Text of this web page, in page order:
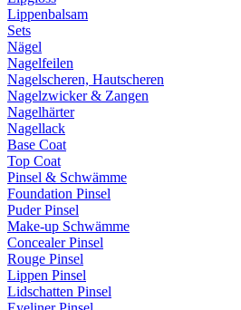
Lippenbalsam
Sets
Nägel
Nagelfeilen
Nagelscheren, Hautscheren
Nagelzwicker & Zangen
Nagelhärter
Nagellack
Base Coat
Top Coat
Pinsel & Schwämme
Foundation Pinsel
Puder Pinsel
Make-up Schwämme
Concealer Pinsel
Rouge Pinsel
Lippen Pinsel
Lidschatten Pinsel